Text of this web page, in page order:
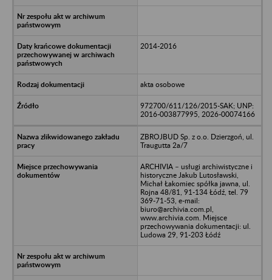
2014-2016
akta osobowe
972700/611/126/2015-SAK; UNP:
2016-003877995, 2026-00074166
ZBROJBUD Sp. z o.o. Dzierzgoń, ul.
Traugutta 2a/7
ARCHIVIA – usługi archiwistyczne i
historyczne Jakub Lutosławski,
Michał Łakomiec spółka jawna, ul.
Rojna 48/81, 91-134 Łódź, tel. 79
369-71-53, e-mail:
biuro@archivia.com.pl,
www.archivia.com. Miejsce
przechowywania dokumentacji: ul.
Ludowa 29, 91-203 Łódź